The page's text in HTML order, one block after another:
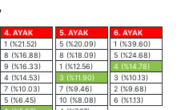
4. AYAK
1 (%21.52)
8 (%16.88)
9 (%16.33)
4 (%14.53)
7 (%10.03)
5 (%6.45)
5. AYAK
5 (%20.09)
8 (%18.09)
1 (%12.56)
3 (%11.90)
7 (%9.46)
10 (%8.08)
6. AYAK
1 (%39.60)
5 (%24.68)
4 (%14.78)
3 (%10.13)
2 (%9.68)
6 (%1.13)